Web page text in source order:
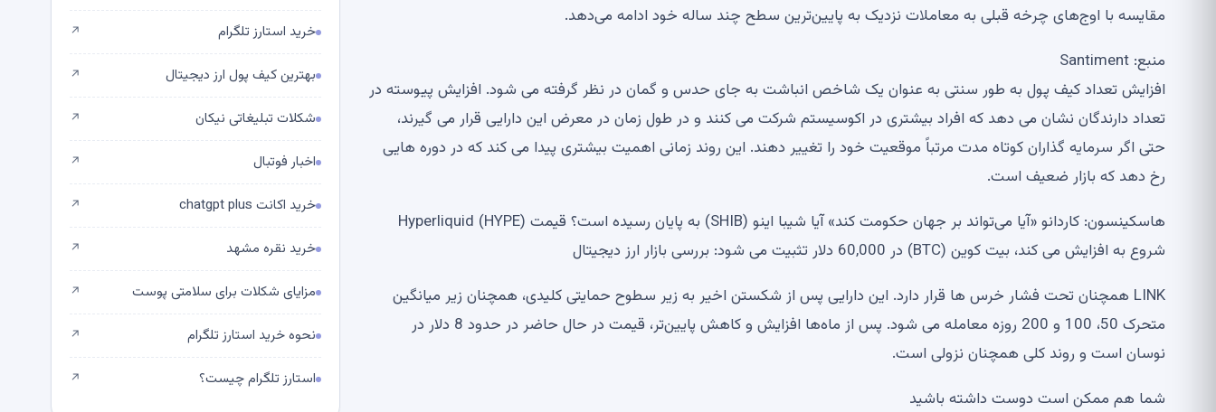
مقایسه با اوج‌های چرخه قبلی به معاملات نزدیک به پایین‌ترین سطح چند ساله خود ادامه می‌دهد.
منبع: Santiment
افزایش تعداد کیف پول به طور سنتی به عنوان یک شاخص انباشت به جای حدس و گمان در نظر گرفته می شود. افزایش پیوسته در
تعداد دارندگان نشان می دهد که افراد بیشتری در اکوسیستم شرکت می کنند و در طول زمان در معرض این دارایی قرار می گیرند،
حتی اگر سرمایه گذاران کوتاه مدت مرتباً موقعیت خود را تغییر دهند. این روند زمانی اهمیت بیشتری پیدا می کند که در دوره هایی
رخ دهد که بازار ضعیف است.
هاسکینسون: کاردانو «آیا می‌تواند بر جهان حکومت کند» آیا شیبا اینو (SHIB) به پایان رسیده است؟ قیمت Hyperliquid (HYPE)
شروع به افزایش می کند، بیت کوین (BTC) در 60,000 دلار تثبیت می شود: بررسی بازار ارز دیجیتال
LINK همچنان تحت فشار خرس ها قرار دارد. این دارایی پس از شکستن اخیر به زیر سطوح حمایتی کلیدی، همچنان زیر میانگین
متحرک 50، 100 و 200 روزه معامله می شود. پس از ماه‌ها افزایش و کاهش پایین‌تر، قیمت در حال حاضر در حدود 8 دلار در
نوسان است و روند کلی همچنان نزولی است.
شما هم ممکن است دوست داشته باشید
خرید استارز تلگرام ↗
بهترین کیف پول ارز دیجیتال ↗
شکلات تبلیغاتی نیکان ↗
اخبار فوتبال ↗
خرید اکانت chatgpt plus ↗
خرید نقره مشهد ↗
مزایای شکلات برای سلامتی پوست ↗
نحوه خرید استارز تلگرام ↗
استارز تلگرام چیست؟ ↗